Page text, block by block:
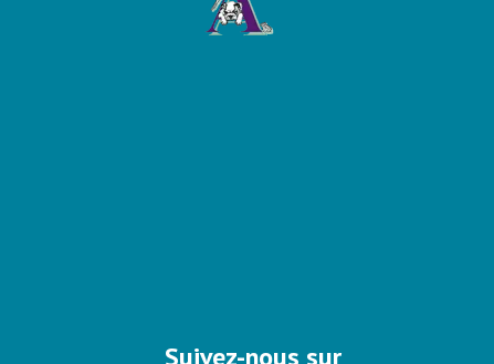
Suivez-nous sur